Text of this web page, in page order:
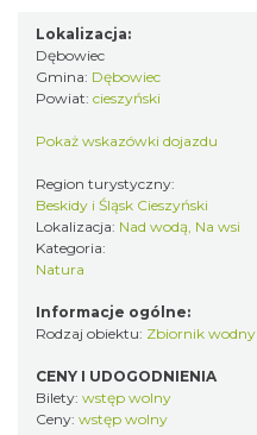
Lokalizacja:
Dębowiec
Gmina: Dębowiec
Powiat: cieszyński
Pokaż wskazówki dojazdu
Region turystyczny:
Beskidy i Śląsk Cieszyński
Lokalizacja: Nad wodą, Na wsi
Kategoria:
Natura
Informacje ogólne:
Rodzaj obiektu: Zbiornik wodny
CENY I UDOGODNIENIA
Bilety: wstęp wolny
Ceny: wstęp wolny